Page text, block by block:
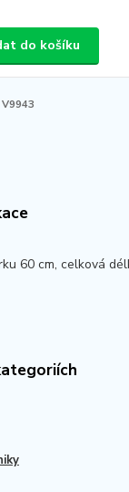
do košíku
V9943
60 cm, celková